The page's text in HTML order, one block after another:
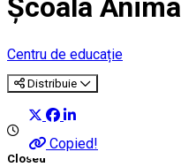
Școala Anima
Centru de educație
Distribuie
Copied!
Closed